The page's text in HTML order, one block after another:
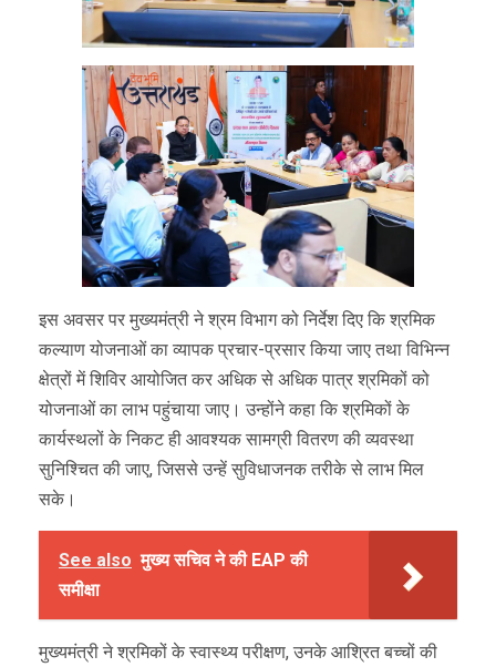
इस अवसर पर मुख्यमंत्री ने श्रम विभाग को निर्देश दिए कि श्रमिक
कल्याण योजनाओं का व्यापक प्रचार-प्रसार किया जाए तथा विभिन्न
क्षेत्रों में शिविर आयोजित कर अधिक से अधिक पात्र श्रमिकों को
योजनाओं का लाभ पहुंचाया जाए। उन्होंने कहा कि श्रमिकों के
कार्यस्थलों के निकट ही आवश्यक सामग्री वितरण की व्यवस्था
सुनिश्चित की जाए, जिससे उन्हें सुविधाजनक तरीके से लाभ मिल
सके।
See also मुख्य सचिव ने की EAP की
समीक्षा
मुख्यमंत्री ने श्रमिकों के स्वास्थ्य परीक्षण, उनके आश्रित बच्चों की